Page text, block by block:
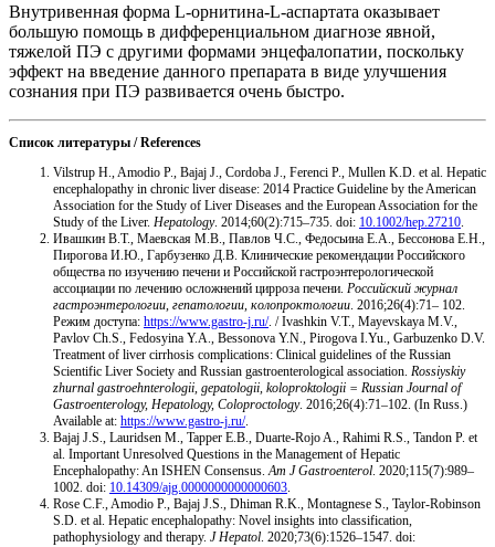
Внутривенная форма L-орнитина-L-аспартата оказывает
большую помощь в дифференциальном диагнозе явной,
тяжелой ПЭ с другими формами энцефалопатии, поскольку
эффект на введение данного препарата в виде улучшения
сознания при ПЭ развивается очень быстро.
Список литературы / References
Vilstrup H., Amodio P., Bajaj J., Cordoba J., Ferenci P., Mullen K.D. et al. Hepatic
encephalopathy in chronic liver disease: 2014 Practice Guideline by the American
Association for the Study of Liver Diseases and the European Association for the
Study of the Liver. Hepatology. 2014;60(2):715–735. doi: 10.1002/hep.27210
Ивашкин В.Т., Маевская М.В., Павлов Ч.С., Федосьина Е.А., Бессонова Е.Н.,
Пирогова И.Ю., Гарбузенко Д.В. Клинические рекомендации Российского
общества по изучению печени и Российской гастроэнтерологической
ассоциации по лечению осложнений цирроза печени. Российский журнал
гастроэнтерологии, гепатологии, колопроктологии . 2016;26(4):71– 102.
Режим доступа: https://www.gastro-j.ru/. / Ivashkin V.T., Mayevskaya M.V.,
Pavlov Ch.S., Fedosyina Y.A., Bessonova Y.N., Pirogova I.Yu., Garbuzenko D.V.
Treatment of liver cirrhosis complications: Clinical guidelines of the Russian
Scientific Liver Society and Russian gastroenterological association. Rossiyskiy
zhurnal gastroehnterologii, gepatologii, koloproktologii = Russian Journal of
Gastroenterology, Hepatology, Сoloproctology. 2016;26(4):71–102. (In Russ.)
Available at: https://www.gastro-j.ru/.
Bajaj J.S., Lauridsen M., Tapper E.B., Duarte-Rojo A., Rahimi R.S., Tandon P. et
al. Important Unresolved Questions in the Management of Hepatic
Encephalopathy: An ISHEN Consensus. Am J Gastroenterol . 2020;115(7):989–
1002. doi: 10.14309/ajg.0000000000000603
Rose C.F., Amodio P., Bajaj J.S., Dhiman R.K., Montagnese S., Taylor-Robinson
S.D. et al. Hepatic encephalopathy: Novel insights into classification,
pathophysiology and therapy. J Hepatol . 2020;73(6):1526–1547. doi: